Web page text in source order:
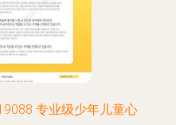
专业级少年儿童心